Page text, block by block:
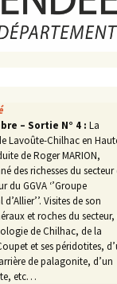
– Sortie N° 4 : La
Lavoûte-Chilhac en
de Roger MARION,
des richesses du secteur
du GGVA ‘’Groupe
Visites de son
et roches du secteur,
de Chilhac, de la
et ses péridotites,
de palagonite, d’un
etc…